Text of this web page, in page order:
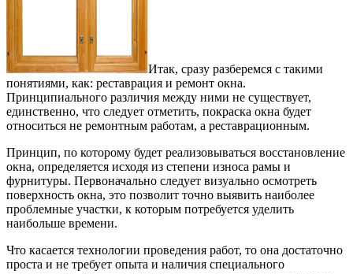
Итак, сразу разберемся с такими
понятиями, как: реставрация и ремонт окна.
Принципиального различия между ними не существует,
единственно, что следует отметить, покраска окна будет
относиться не ремонтным работам, а реставрационным.
Принцип, по которому будет реализовываться восстановление
окна, определяется исходя из степени износа рамы и
фурнитуры. Первоначально следует визуально осмотреть
поверхность окна, это позволит точно выявить наиболее
проблемные участки, к которым потребуется уделить
наибольше времени.
Что касается технологии проведения работ, то она достаточно
проста и не требует опыта и наличия специального